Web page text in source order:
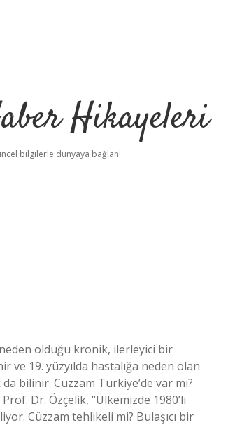
Hikayeleri
bilgilerle dünyaya bağlan!
olduğu kronik, ilerleyici bir
ve 19. yüzyılda hastalığa neden olan
bilinir. Cüzzam Türkiye’de var mı?
Dr. Özçelik, “Ülkemizde 1980’li
Cüzzam tehlikeli mi? Bulaşıcı bir